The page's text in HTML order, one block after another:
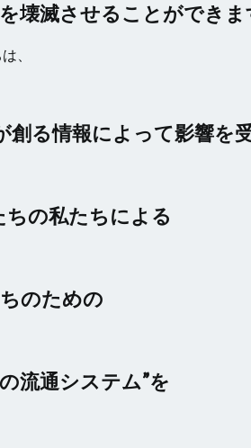
壊滅させることができま
、
創る情報によって影響を
ちの私たちによる
のための
流通システム”を